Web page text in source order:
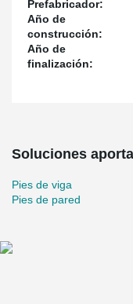
Prefabricador:
Año de
construcción:
Año de
finalización:
Soluciones
Pies de viga
Pies de pared